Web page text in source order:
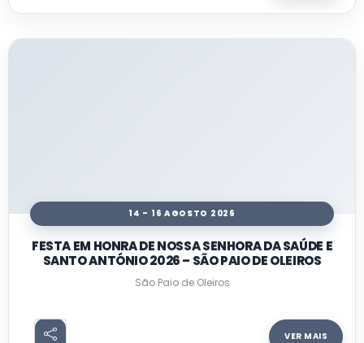
14 - 16 AGOSTO 2026
FESTA EM HONRA DE NOSSA SENHORA DA SAÚDE E
SANTO ANTÓNIO 2026 – SÃO PAIO DE OLEIROS
São Paio de Oleiros
VER MAIS